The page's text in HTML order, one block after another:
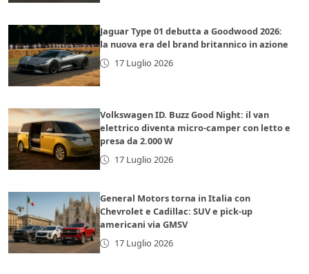
Jaguar Type 01 debutta a Goodwood 2026:
la nuova era del brand britannico in azione
17 Luglio 2026
Volkswagen ID. Buzz Good Night: il van
elettrico diventa micro-camper con letto e
presa da 2.000 W
17 Luglio 2026
General Motors torna in Italia con
Chevrolet e Cadillac: SUV e pick-up
americani via GMSV
17 Luglio 2026